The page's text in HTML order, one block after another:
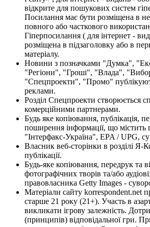
відкрите для пошукових систем
Посилання має бути розміщена в
повного або часткового
Гіперпосилання ( для інтернет -
розміщена в підзаголовку або в
матеріалу.
Новини з позначками "Думка",
"Регіони", "Гроші", "Влада",
"Спецпроекти", "Промо"
реклами.
Розділ Спецпроекти створюється
комерційними партнерами.
Будь яке копіювання, публікація,
поширення інформації, що містить
"Інтерфакс-Україна", EPA / UPG,
Власник веб-сторінки в розділі Я-
публікації.
Будь-яке копіювання, передрук та
фотографічних творів та/або
правовласника Getty Images -
Матеріали сайту korrespondent.net
старше 21 року (21+). Участь в
викликати ігрову залежність.
(принципів) відповідальної гри.